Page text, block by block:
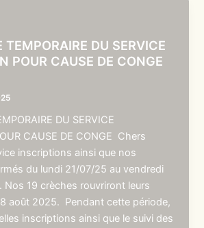
TEMPORAIRE DU SERVICE
POUR CAUSE DE CONGE
DU SERVICE
CAUSE DE CONGE Chers
inscriptions ainsi que nos
du lundi 21/07/25 au vendredi
Nos 19 crèches rouvriront leurs
août 2025. Pendant cette période,
inscriptions ainsi que le suivi des